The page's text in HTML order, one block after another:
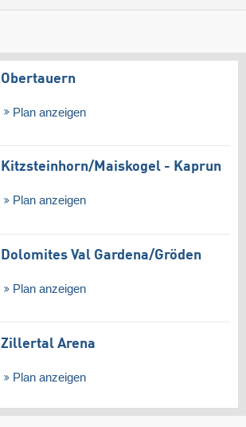
Obertauern
Plan anzeigen
Kitzsteinhorn/​Maiskogel - Kaprun
Plan anzeigen
Dolomites Val Gardena/​Gröden
Plan anzeigen
Zillertal Arena
Plan anzeigen